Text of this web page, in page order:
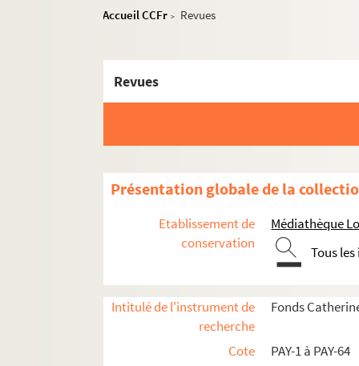
Accueil CCFr > Revues
Revues
Présentation globale de la
Etablissement de
conservation
Médiathèque
Tous
Intitulé de l'instrument de
recherche
Fonds
Cote
PAY-1 à PAY-64